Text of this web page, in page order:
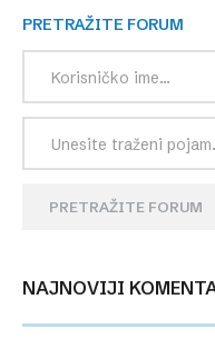
PRETRAŽITE FORUM
PRETRAŽITE FORUM
NAJNOVIJI